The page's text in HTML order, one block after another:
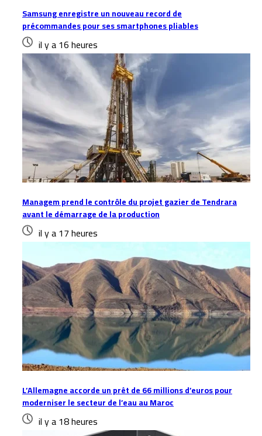
Samsung enregistre un nouveau record de
précommandes pour ses smartphones pliables
il y a 16 heures
Managem prend le contrôle du projet gazier de Tendrara
avant le démarrage de la production
il y a 17 heures
L’Allemagne accorde un prêt de 66 millions d’euros pour
moderniser le secteur de l’eau au Maroc
il y a 18 heures